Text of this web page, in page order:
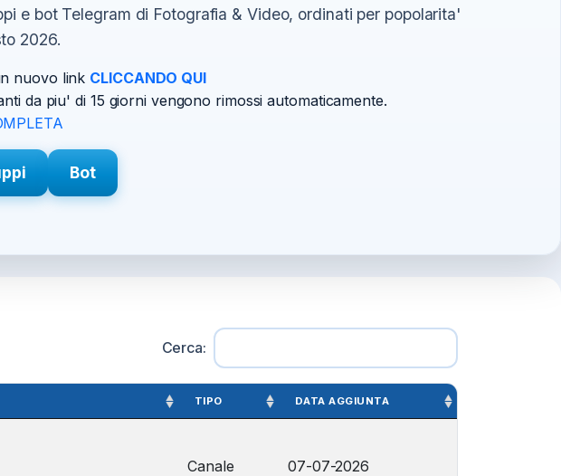
e bot Telegram di Fotografia & Video, ordinati per popolarita'
2026.
nuovo link CLICCANDO QUI
da piu' di 15 giorni vengono rimossi automaticamente.
Bot
Cerca:
TIPO DATA AGGIUNTA
Canale 07-07-2026